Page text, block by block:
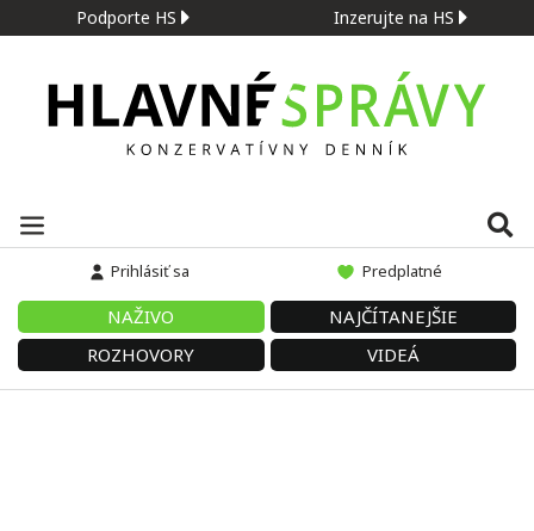
Podporte HS Inzerujte na HS
Prihlásiť sa Predplatné
NAŽIVO
NAJČÍTANEJŠIE
ROZHOVORY
VIDEÁ